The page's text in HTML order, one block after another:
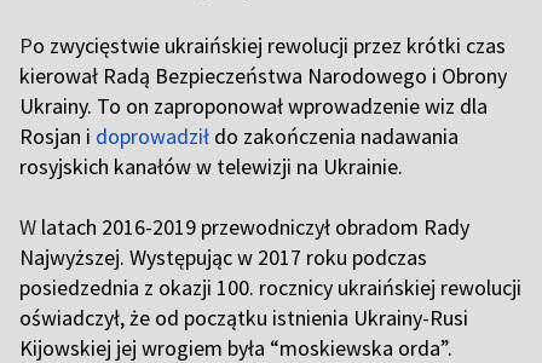
Po zwycięstwie ukraińskiej rewolucji przez krótki czas
kierował Radą Bezpieczeństwa Narodowego i Obrony
Ukrainy. To on zaproponował wprowadzenie wiz dla
Rosjan i doprowadził do zakończenia nadawania
rosyjskich kanałów w telewizji na Ukrainie.
W latach 2016-2019 przewodniczył obradom Rady
Najwyższej. Występując w 2017 roku podczas
posiedzednia z okazji 100. rocznicy ukraińskiej rewolucji
oświadczył, że od początku istnienia Ukrainy-Rusi
Kijowskiej jej wrogiem była “moskiewska orda”.